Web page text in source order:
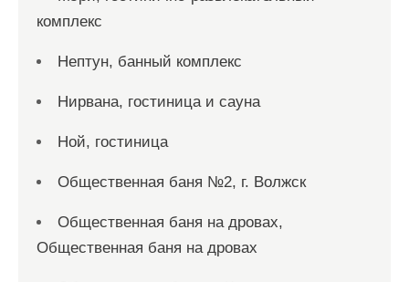
комплекс
Нептун, банный комплекс
Нирвана, гостиница и сауна
Ной, гостиница
Общественная баня №2, г. Волжск
Общественная баня на дровах,
Общественная баня на дровах